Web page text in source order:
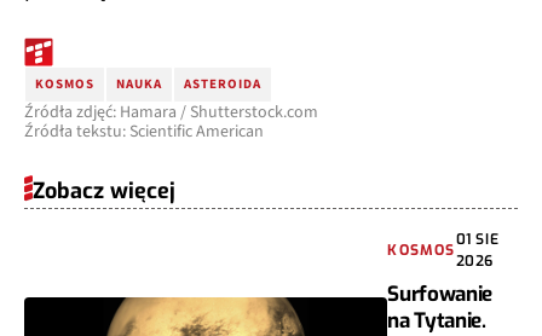
KOSMOS NAUKA ASTEROIDA
Źródła zdjęć: Hamara / Shutterstock.com
Źródła tekstu: Scientific American
Zobacz więcej
KOSMOS
01 SIE
2026
Surfowanie
na Tytanie.